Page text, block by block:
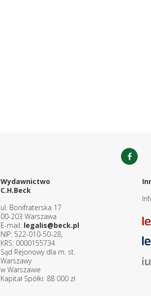
Wydawnictwo
C.H.Beck
ul. Bonifraterska 17
00-203 Warszawa
E-mail: legalis@beck.pl
NIP: 522-010-50-28,
KRS: 0000155734
Sąd Rejonowy dla m. st.
Warszawy
w Warszawie
Kapitał Spółki: 88 000 zł